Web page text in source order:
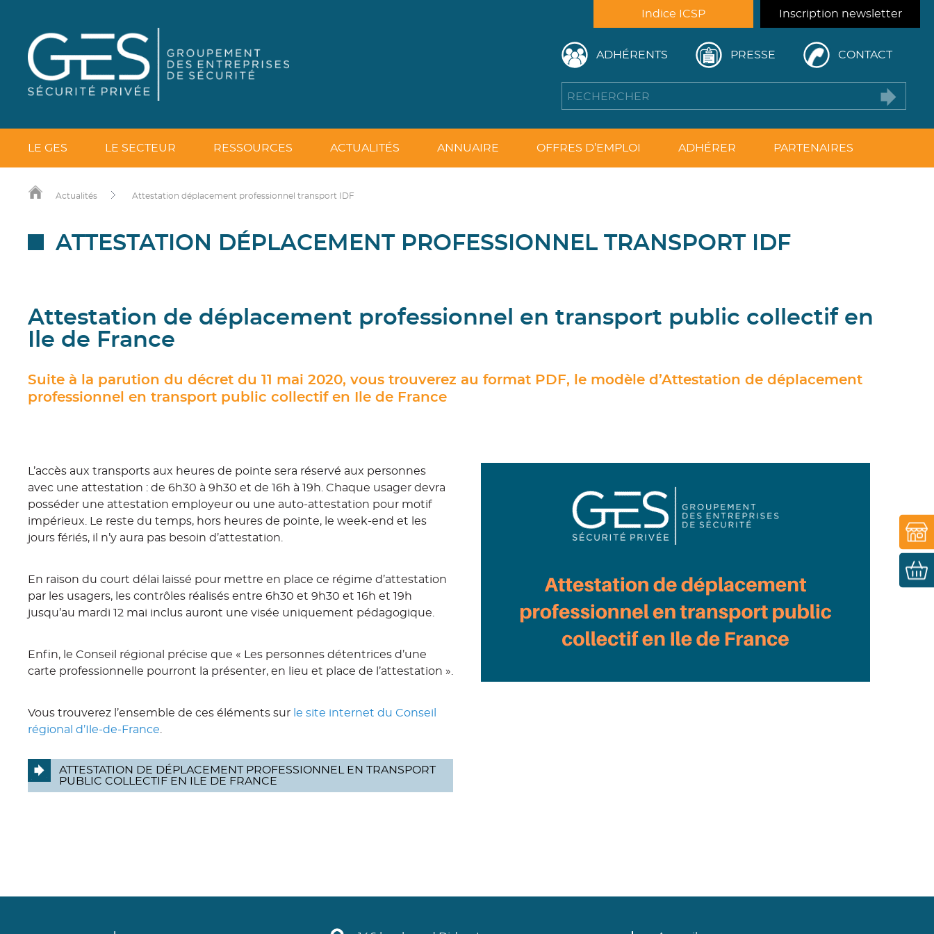
ADHÉRENTS PRESSE CONTACT
Indice ICSP Inscription newsletter
LE GES LE SECTEUR RESSOURCES ACTUALITÉS ANNUAIRE OFFRES D’EMPLOI ADHÉRER PARTENAIRES
Actualités Attestation déplacement professionnel transport IDF
ATTESTATION DÉPLACEMENT PROFESSIONNEL TRANSPORT IDF
Attestation de déplacement professionnel en transport public collectif en
Ile de France
Suite à la parution du décret du 11 mai 2020, vous trouverez au format PDF, le modèle d’Attestation de déplacement
professionnel en transport public collectif en Ile de France
L’accès aux transports aux heures de pointe sera réservé aux personnes
avec une attestation : de 6h30 à 9h30 et de 16h à 19h. Chaque usager devra
posséder une attestation employeur ou une auto-attestation pour motif
impérieux. Le reste du temps, hors heures de pointe, le week-end et les
jours fériés, il n’y aura pas besoin d’attestation.
En raison du court délai laissé pour mettre en place ce régime d’attestation
par les usagers, les contrôles réalisés entre 6h30 et 9h30 et 16h et 19h
jusqu’au mardi 12 mai inclus auront une visée uniquement pédagogique.
Enfin, le Conseil régional précise que « Les personnes détentrices d’une
carte professionnelle pourront la présenter, en lieu et place de l’attestation ».
Vous trouverez l’ensemble de ces éléments sur le site internet du Conseil
régional d’Ile-de-France
ATTESTATION DE DÉPLACEMENT PROFESSIONNEL EN TRANSPORT
PUBLIC COLLECTIF EN ILE DE FRANCE